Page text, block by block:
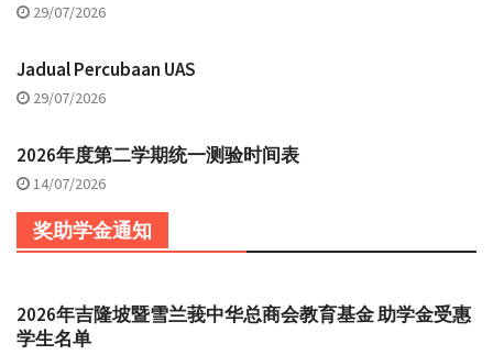
29/07/2026
Jadual Percubaan UAS
29/07/2026
2026年度第二学期统一测验时间表
14/07/2026
奖助学金通知
2026年吉隆坡暨雪兰莪中华总商会教育基金 助学金受惠
学生名单